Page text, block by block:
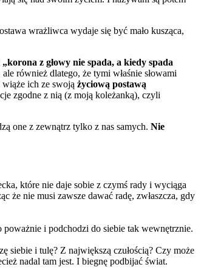
wrażliwca wydaje się być mało kusząca,
z głowy nie spada, a kiedy spada
również dlatego, że tymi właśnie słowami
ich ze swoją życiową postawą
zgodne z nią (z moją koleżanką), czyli
one z zewnątrz tylko z nas samych. Nie
które nie daje sobie z czymś rady i wyciąga
że nie musi zawsze dawać radę, zwłaszcza, gdy
i podchodzi do siebie tak wewnętrznie.
siebie i tulę? Z największą czułością? Czy może
nadal tam jest. I biegnę podbijać świat.